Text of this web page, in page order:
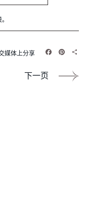
媒体上分享
下一页